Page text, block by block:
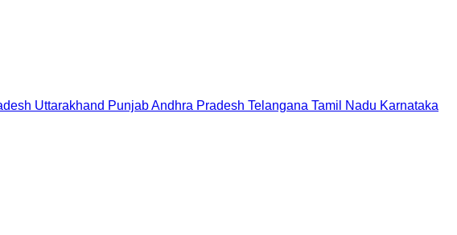
Uttarakhand PunjabAndhra Pradesh Telangana Tamil Nadu Karnataka